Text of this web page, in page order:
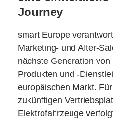
Journey
smart Europe
Marketing- und After-
nächste Generation
Produkten und -
europäischen Markt.
zukünftigen
Elektrofahrzeuge